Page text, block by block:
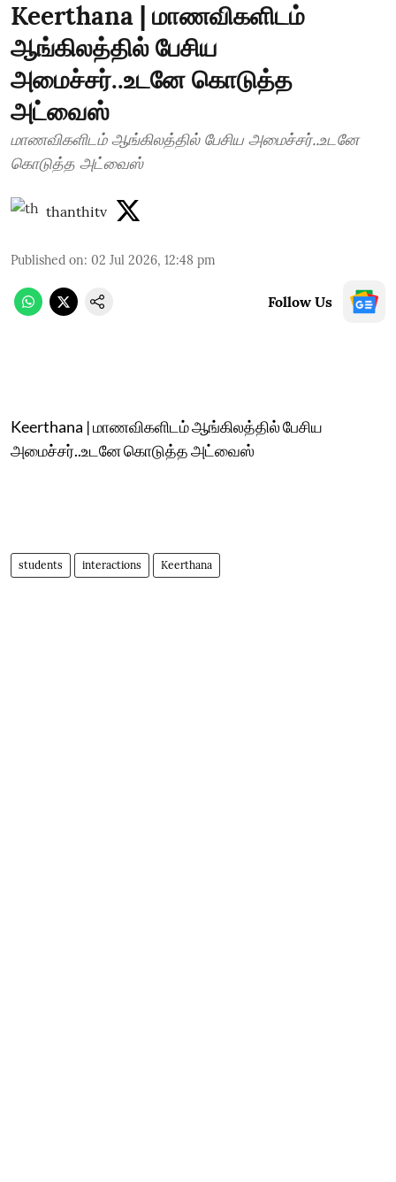
Keerthana | மாணவிகளிடம்
ஆங்கிலத்தில் பேசிய
அமைச்சர்..உடனே கொடுத்த
அட்வைஸ்
மாணவிகளிடம் ஆங்கிலத்தில் பேசிய அமைச்சர்..உடனே
கொடுத்த அட்வைஸ்
thanthitv
Published on: 02 Jul 2026, 12:48 pm
Follow Us
Keerthana | மாணவிகளிடம் ஆங்கிலத்தில் பேசிய
அமைச்சர்..உடனே கொடுத்த அட்வைஸ்
students interactions Keerthana